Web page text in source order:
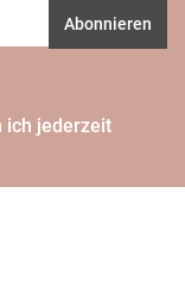
Abonnieren
ich jederzeit